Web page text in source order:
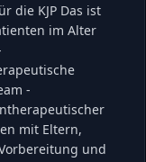
die KJP Das ist
im Alter
-
mit Eltern,
und